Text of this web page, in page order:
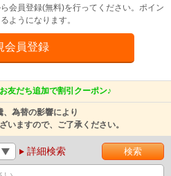
会員登録(無料)を行ってください。ポイン
ようになります。
友だち追加で割引クーポン♪
、為替の影響により
いますので、ご了承ください。
詳細検索